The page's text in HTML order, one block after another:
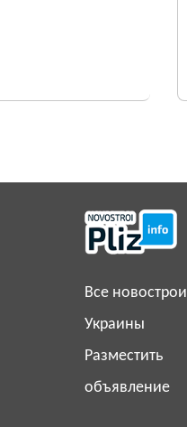
Все новострои
Украины
Разместить
объявление